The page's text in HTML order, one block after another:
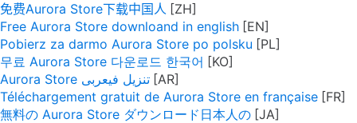
免费Aurora Store下载中国人
Free Aurora Store downloand in english
Pobierz za darmo Aurora Store po polsku
무료 Aurora Store 다운로드 한국어
Aurora Store تنزيل فيعربى
Téléchargement gratuit de Aurora Store en française
無料の Aurora Store ダウンロード日本人の